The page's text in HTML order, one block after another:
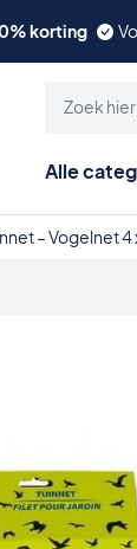
korting
Alle
– Vogelnet